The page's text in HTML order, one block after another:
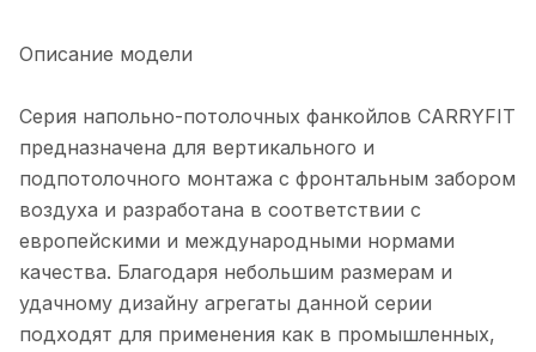
Описание модели
Серия напольно-потолочных фанкойлов CARRYFIT
предназначена для вертикального и
подпотолочного монтажа с фронтальным забором
воздуха и разработана в соответствии с
европейскими и международными нормами
качества. Благодаря небольшим размерам и
удачному дизайну агрегаты данной серии
подходят для применения как в промышленных,